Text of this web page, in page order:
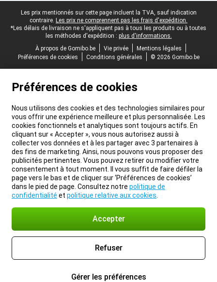
Pied-de-page légal
Les prix mentionnés sur cette page incluent la TVA, sauf indication
contraire. Les prix ne comprennent pas les frais d'expédition.
*Les délais de livraison ne s'appliquent pas à tous les produits ou à toutes
les méthodes d'expédition : plus d'informations.
À propos de Gomibo.be
Vie privée
Mentions légales
Préférences de cookies
Conditions générales © 2026 Gomibo.be
Préférences de cookies
Nous utilisons des cookies et des technologies similaires pour
vous offrir une expérience meilleure et plus personnalisée. Les
cookies fonctionnels et analytiques sont toujours actifs. En
cliquant sur « Accepter », vous nous autorisez aussi à
collecter vos données et à les partager avec 3 partenaires à
des fins de marketing. Ainsi, nous pouvons vous proposer des
publicités pertinentes. Vous pouvez retirer ou modifier votre
consentement à tout moment. Il vous suffit de faire défiler la
page vers le bas et de cliquer sur ‘Préférences de cookies’
dans le pied de page. Consultez notre politique de
confidentialité et politique relative aux cookies
Accepter
Refuser
Gérer les préférences